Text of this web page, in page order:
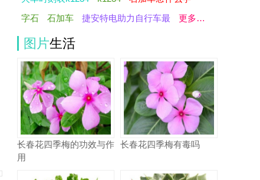
字石
石加车 捷安特电助力自行车最 更多…
图片生活
长春花四季梅的功效与作
用
长春花四季梅有毒吗